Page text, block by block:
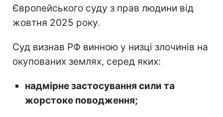
Європейського суду з прав людини від
жовтня 2025 року.
Суд визнав РФ винною у низці злочинів на
окупованих землях, серед яких:
надмірне застосування сили та
жорстоке поводження;